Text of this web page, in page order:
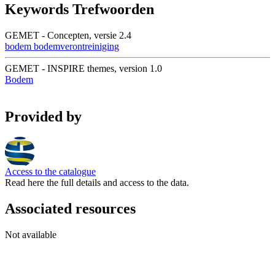
Keywords Trefwoorden
GEMET - Concepten, versie 2.4
bodem bodemverontreiniging
GEMET - INSPIRE themes, version 1.0
Bodem
Provided by
Access to the catalogue
Read here the full details and access to the data.
Associated resources
Not available